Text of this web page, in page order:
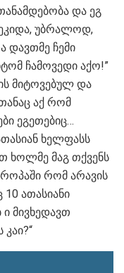
და ეგ
უბრალოდ,
დავთმე ჩემი
ჩამოვედი აქო!”
მიტოვებულ და
აქ რომ
ეგეთებიც…
ხელფასს
ხოლმე მაგ თქვენს
რომ არავის
ათასიანი
მივხედავთ